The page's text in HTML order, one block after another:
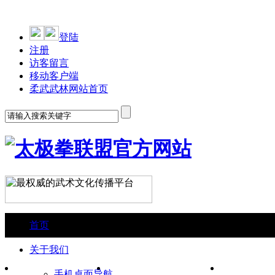
登陆
注册
访客留言
移动客户端
柔武武林网站首页
首页
关于我们
古今名家明师专辑